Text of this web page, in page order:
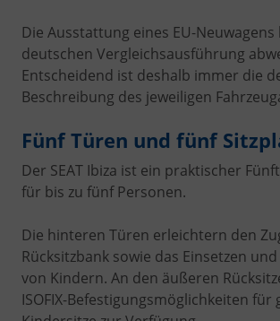
Die Ausstattung eines EU-
deutschen Vergleichsausführung
Entscheidend ist deshalb immer die
Beschreibung des jeweiligen
Fünf Türen und fünf
Der SEAT Ibiza ist ein praktischer
für bis zu fünf Personen.
Die hinteren Türen erleichtern den
Rücksitzbank sowie das Einsetzen
von Kindern. An den äußeren
ISOFIX-Befestigungsmöglichkeiten für